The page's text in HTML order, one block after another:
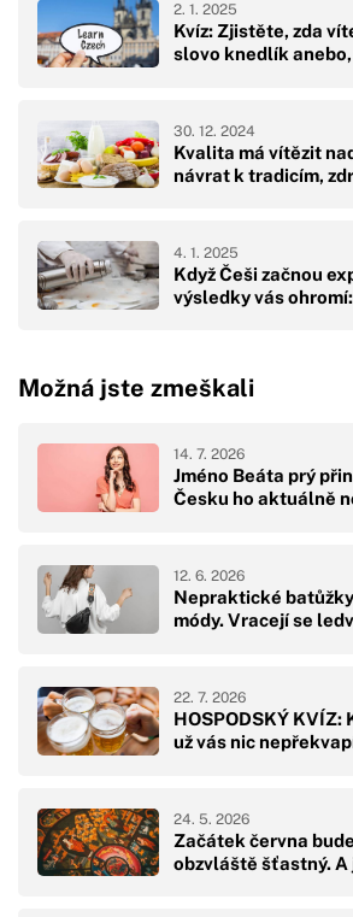
Kvíz: Zjistěte, zda
slovo knedlík
2. 1. 2025
Kvalita má vítězit
návrat k tradicím,
30. 12. 2024
Když Češi začnou
výsledky vás
4. 1. 2025
Možná jste zmeškali
Jméno Beáta prý
Česku ho aktuálně
14. 7. 2026
Nepraktické
módy. Vracejí se
12. 6. 2026
HOSPODSKÝ KVÍZ:
už vás nic
22. 7. 2026
Začátek června
obzvláště šťastný.
24. 5. 2026